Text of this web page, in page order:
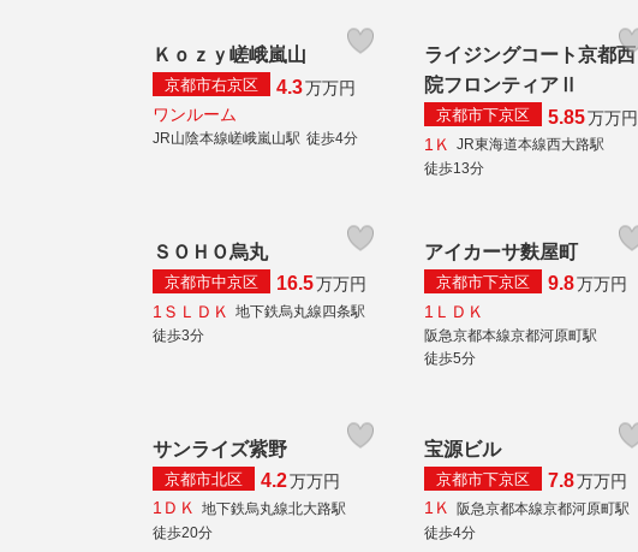
Ｋｏｚｙ嵯峨嵐山
京都市右京区 4.3万万円
ワンルーム
JR山陰本線嵯峨嵐山駅 徒歩4分
ライジングコート京都西
院フロンティアⅡ
京都市下京区 5.85万万円
1Ｋ
JR東海道本線西大路駅
徒歩13分
ＳＯＨＯ烏丸
京都市中京区 16.5万万円
1ＳＬＤＫ
地下鉄烏丸線四条駅
徒歩3分
アイカーサ麩屋町
京都市下京区 9.8万万円
1ＬＤＫ
阪急京都本線京都河原町駅
徒歩5分
サンライズ紫野
京都市北区 4.2万万円
1ＤＫ 地下鉄烏丸線北大路駅
徒歩20分
宝源ビル
京都市下京区 7.8万万円
1Ｋ 阪急京都本線京都河原町駅
徒歩4分